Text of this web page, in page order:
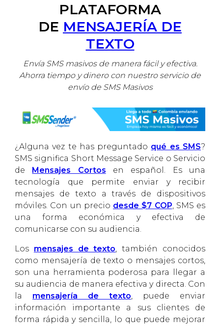
PLATAFORMA
DE MENSAJERÍA DE
TEXTO
Envía SMS masivos de manera fácil y efectiva.
Ahorra tiempo y dinero con nuestro servicio de
envío de SMS Masivos
¿Alguna vez te has preguntado qué es SMS?
SMS significa Short Message Service o Servicio
de
Mensajes Cortos en español. Es una
tecnología que permite enviar y recibir
mensajes de texto a través de dispositivos
móviles. Con un precio desde $7 COP, SMS es
una forma económica y efectiva de
comunicarse con su audiencia.
Los mensajes de texto, también conocidos
como mensajería de texto o mensajes cortos,
son una herramienta poderosa para llegar a
su audiencia de manera efectiva y directa. Con
la mensajería de texto, puede enviar
información importante a sus clientes de
forma rápida y sencilla, lo que puede mejorar